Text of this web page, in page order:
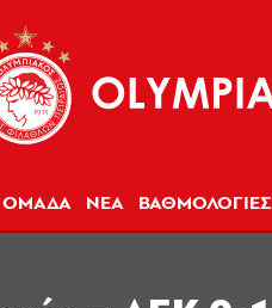
ΟΜΑΔΑ ΝΕΑ ΒΑΘΜΟΛΟΓΙΕΣ